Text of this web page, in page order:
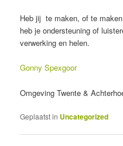
Heb jij te maken, of te
heb je ondersteuning of
verwerking en helen.
Gonny Spexgoor
Omgeving Twente &
Geplaatst in Uncategorized